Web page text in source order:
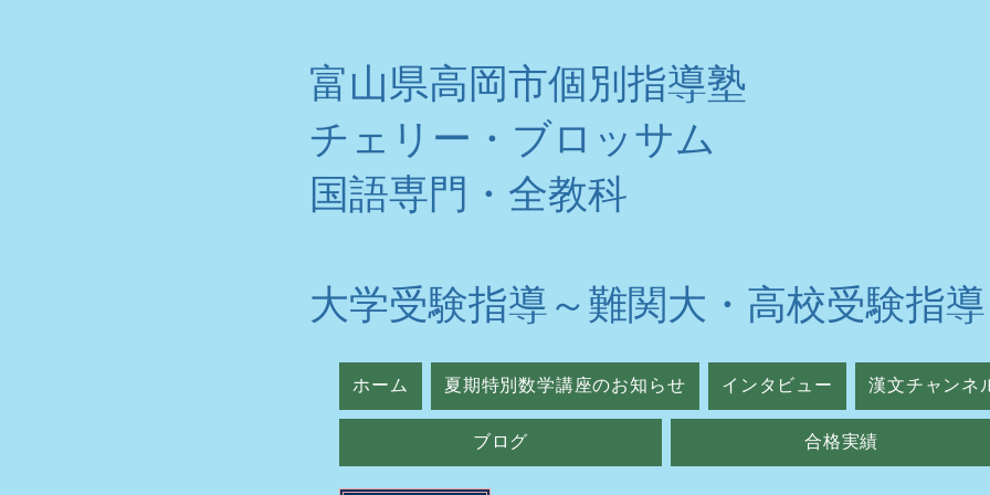
富山県高岡市個別指導塾
チェリー・ブロッサム
​国語専門・全教科
大学受験指導～難関大・高校受験指導
ホーム 夏期特別数学講座のお知らせ インタビュー 漢文チャンネ
ブログ 合格実績